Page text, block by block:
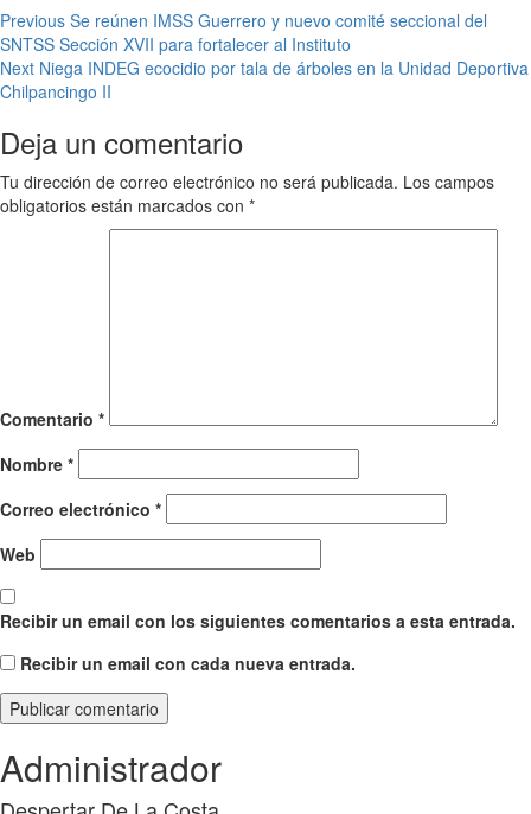
Post
navigation
Previous Se reúnen IMSS Guerrero y nuevo comité seccional del
SNTSS Sección XVII para fortalecer al Instituto
Next Niega INDEG ecocidio por tala de árboles en la Unidad Deportiva
Chilpancingo II
Deja un comentario
Tu dirección de correo electrónico no será publicada. Los campos
obligatorios están marcados con *
Comentario *
Nombre *
Correo electrónico *
Web
Recibir un email con los siguientes comentarios a esta entrada.
Recibir un email con cada nueva entrada.
Administrador